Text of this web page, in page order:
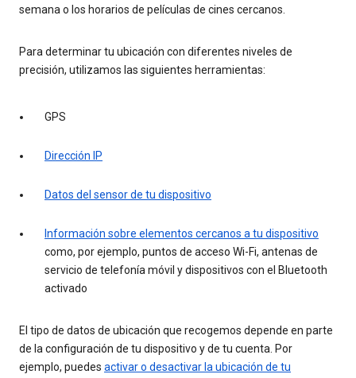
semana o los horarios de películas de cines cercanos.
Para determinar tu ubicación con diferentes niveles de
precisión, utilizamos las siguientes herramientas:
GPS
Dirección IP
Datos del sensor de tu dispositivo
Información sobre elementos cercanos a tu dispositivo
como, por ejemplo, puntos de acceso Wi-Fi, antenas de
servicio de telefonía móvil y dispositivos con el Bluetooth
activado
El tipo de datos de ubicación que recogemos depende en parte
de la configuración de tu dispositivo y de tu cuenta. Por
ejemplo, puedes activar o desactivar la ubicación de tu